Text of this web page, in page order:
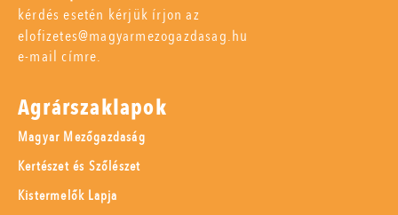
kérdés esetén kérjük írjon az
elofizetes@magyarmezogazdasag.hu
e-mail címre.
Agrárszaklapok
Magyar Mezőgazdaság
Kertészet és Szőlészet
Kistermelők Lapja